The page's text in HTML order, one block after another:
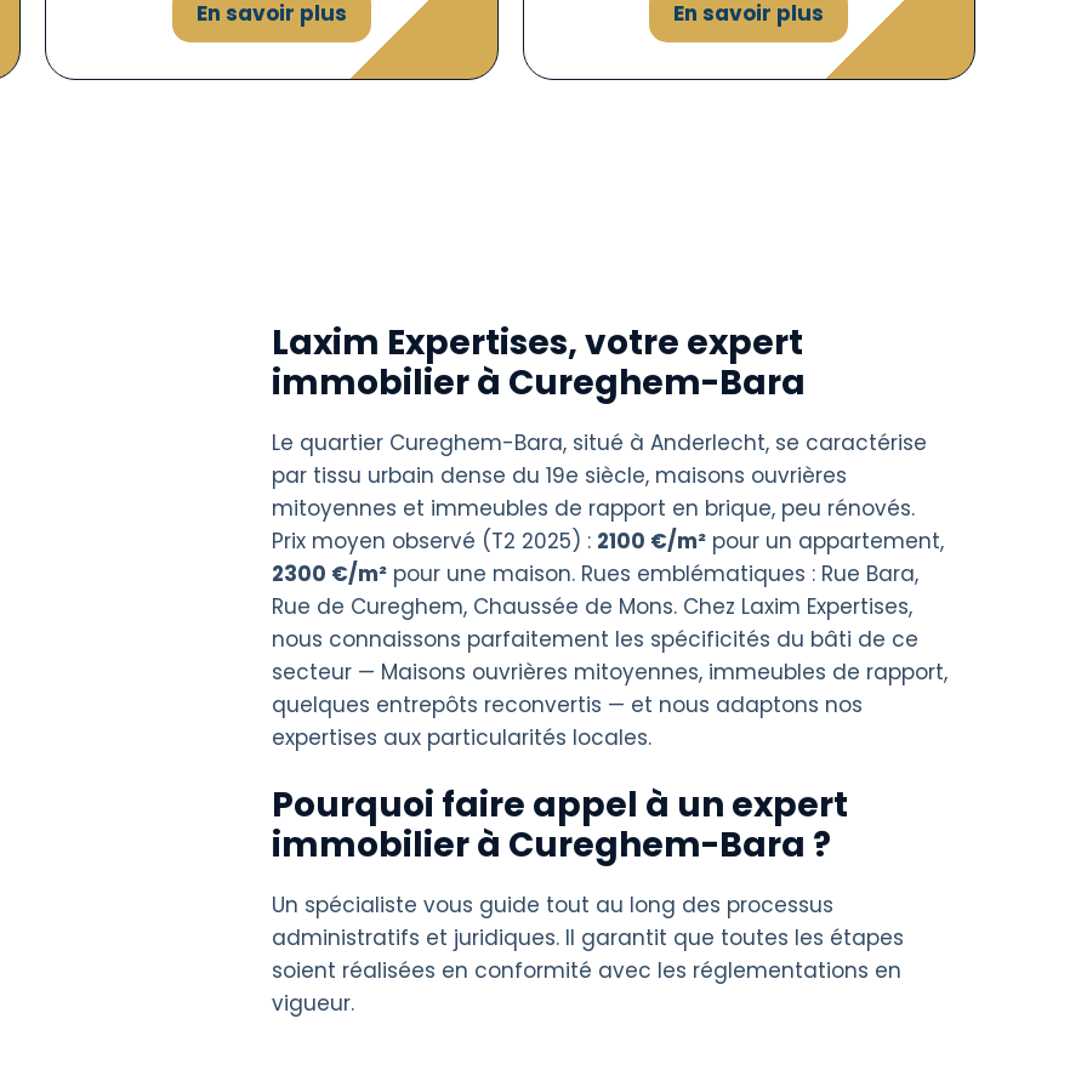
En savoir plus En savoir plus
Laxim Expertises, votre expert
immobilier à Cureghem-Bara
Le quartier Cureghem-Bara, situé à Anderlecht, se caractérise
par tissu urbain dense du 19e siècle, maisons ouvrières
mitoyennes et immeubles de rapport en brique, peu rénovés.
Prix moyen observé (T2 2025) : 2100 €/m² pour un appartement,
2300 €/m² pour une maison. Rues emblématiques : Rue Bara,
Rue de Cureghem, Chaussée de Mons. Chez Laxim Expertises,
nous connaissons parfaitement les spécificités du bâti de ce
secteur — Maisons ouvrières mitoyennes, immeubles de rapport,
quelques entrepôts reconvertis — et nous adaptons nos
expertises aux particularités locales.
Pourquoi faire appel à un expert
immobilier à Cureghem-Bara ?
Un spécialiste vous guide tout au long des processus
administratifs et juridiques. Il garantit que toutes les étapes
soient réalisées en conformité avec les réglementations en
vigueur.